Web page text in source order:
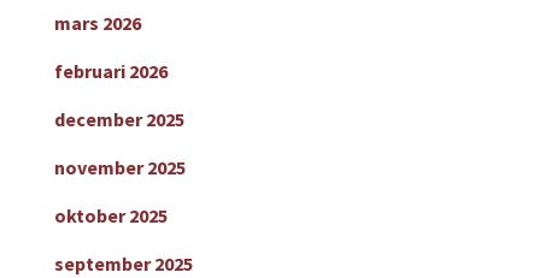
mars 2026
februari 2026
december 2025
november 2025
oktober 2025
september 2025